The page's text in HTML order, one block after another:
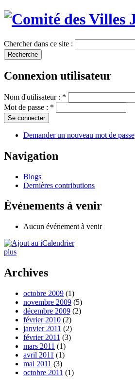
Chercher dans ce site :
Connexion utilisateur
Nom d'utilisateur : *
Mot de passe : *
Demander un nouveau mot de passe
Navigation
Blogs
Dernières contributions
Événements à venir
Aucun événement à venir
plus
Archives
octobre 2009 (1)
novembre 2009 (5)
décembre 2009 (2)
février 2010 (2)
janvier 2011 (2)
février 2011 (3)
mars 2011 (1)
avril 2011 (1)
mai 2011 (3)
octobre 2011 (1)